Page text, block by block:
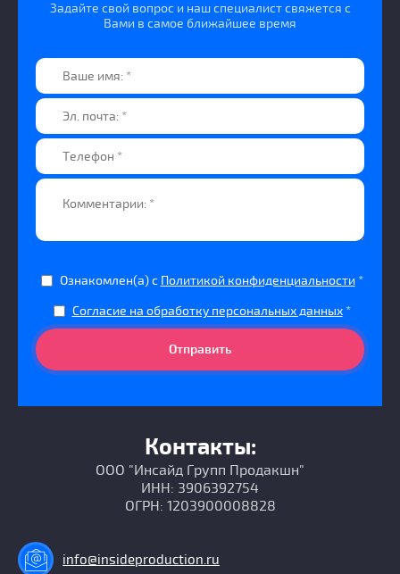
Задайте свой вопрос и наш специалист свяжется с
Вами в самое ближайшее время
Ознакомлен(а) с Политикой конфиденциальности*
Согласие на обработку персональных данных*
Отправить
Контакты:
ООО "Инсайд Групп Продакшн"
ИНН: 3906392754
ОГРН: 1203900008828
info@insideproduction.ru